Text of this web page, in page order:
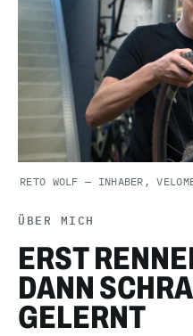
RETO WOLF — INHABER,
ÜBER MICH
ERST
DANN
GELERNT